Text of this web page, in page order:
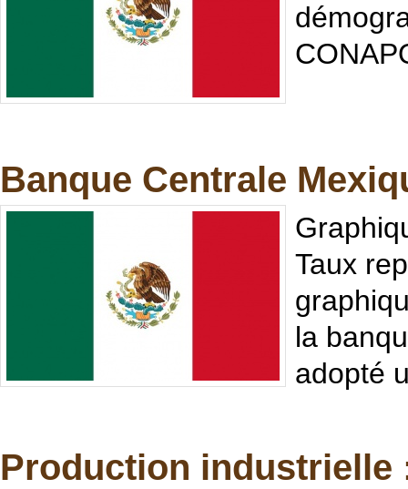
Banque Centrale
Taux
la
adopté
Production industrielle